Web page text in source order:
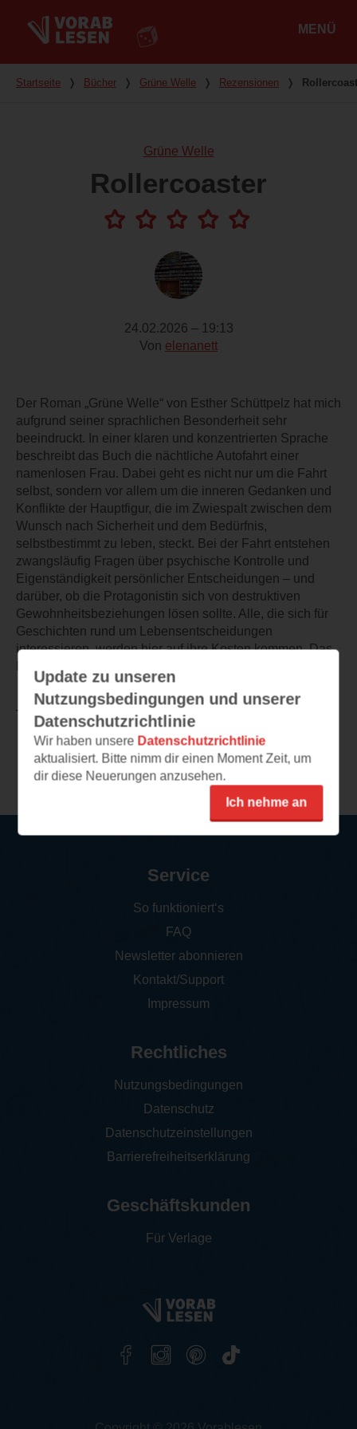
MENÜ
Du bist hier
Startseite ❭ Bücher ❭ Grüne Welle ❭ Rezensionen ❭
Grüne Welle
Rollercoaster
24.02.2026 – 19:13
Von elenanett
Der Roman „Grüne Welle“ von Esther Schüttpelz hat mich
aufgrund seiner sprachlichen Besonderheit sehr
beeindruckt. In einer klaren und konzentrierten Sprache
beschreibt das Buch die nächtliche Autofahrt einer
namenlosen Frau. Dabei geht es nicht nur um die Fahrt
selbst, sondern vor allem um die inneren Gedanken und
Konflikte der Hauptfigur, die im Zwiespalt zwischen dem
Wunsch nach Sicherheit und dem Bedürfnis,
selbstbestimmt zu leben, steckt. Bei der Fahrt entstehen
zwangsläufig Fragen über psychische Kontrolle und
Eigenständigkeit persönlicher Entscheidungen – und
darüber, ob die Protagonistin sich von destruktiven
Gewohnheitsbeziehungen lösen sollte. Alle, die sich für
Geschichten rund um Lebensentscheidungen
interessieren, werden hier auf ihre Kosten kommen. Das
TEILEN
Weitere Rezensionen
Update zu unseren
Nutzungsbedingungen und unserer
Datenschutzrichtlinie
Wir haben unsere Datenschutzrichtlinie
aktualisiert. Bitte nimm dir einen Moment Zeit, um
dir diese Neuerungen anzusehen.
Ich nehme an
Service
So funktioniert‘s
FAQ
Newsletter abonnieren
Kontakt/Support
Impressum
Rechtliches
Nutzungsbedingungen
Datenschutz
Datenschutzeinstellungen
Barrierefreiheitserklärung
Geschäftskunden
Für Verlage